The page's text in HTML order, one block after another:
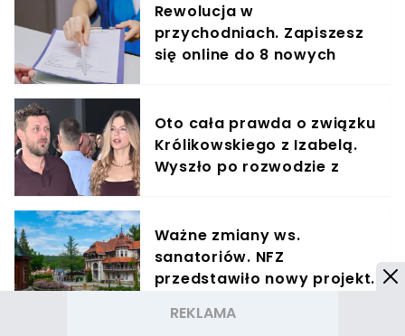
Rewolucja w
przychodniach. Zapiszesz
się online do 8 nowych
Oto cała prawda o związku
Królikowskiego z Izabelą.
Wyszło po rozwodzie z
Ważne zmiany ws.
sanatoriów. NFZ
przedstawiło nowy projekt.